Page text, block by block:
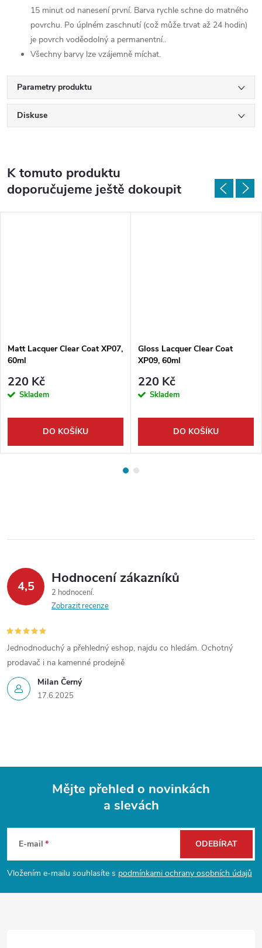
15 minut od nanesení první. Barva rychle schne do matného
povrchu. Po úplném zaschnutí (což může trvat až 24 hodin)
je povrch voděodolný a permanentní..
Všechny barvy lze vzájemně míchat.
Parametry produktu
Diskuse
K tomuto produktu
doporučujeme ještě dokoupit
Matt Lacquer Clear Coat XP07,
60ml
220 Kč
Skladem
DO KOŠÍKU
Gloss Lacquer Clear Coat
XP09, 60ml
220 Kč
Skladem
DO KOŠÍKU
4,5 Hodnocení zákazníků
2 hodnocení
Zobrazit recenze
Milan Černý
17.6.2025
Jednodnoduchý a přehledný eshop, najdu co hledám. Ochotný
prodavač i na kamenné prodejně
p
Mějte přehled o novinkách
a slevách
E-mail
Vložením e-mailu souhlasíte s podmínkami ochrany osobních údajů
ODEBÍRAT